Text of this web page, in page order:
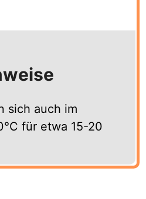
sich auch im
für etwa 15-20